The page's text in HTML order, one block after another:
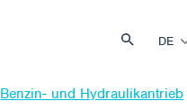
DE
Benzin- und Hydraulikantrieb